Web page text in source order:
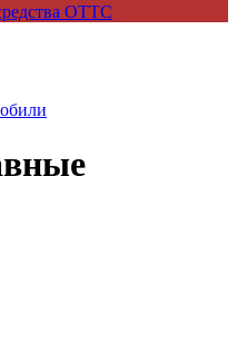
ОТТС